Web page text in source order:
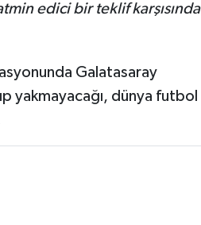
edici bir teklif karşısında
Galatasaray
yakmayacağı, dünya futbol